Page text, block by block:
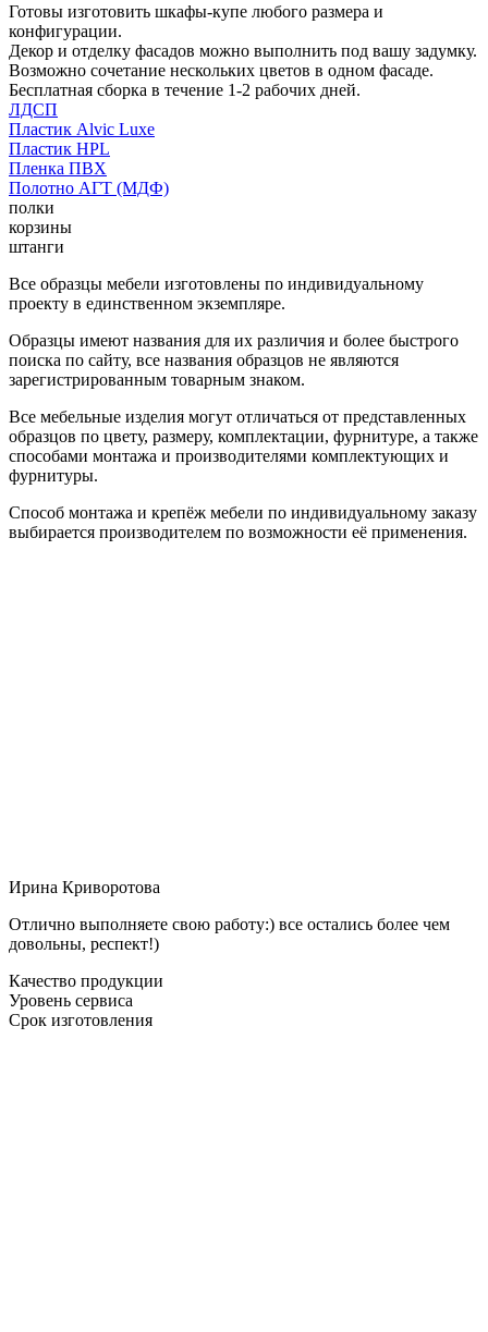
Готовы изготовить шкафы-купе любого размера и
конфигурации.
Декор и отделку фасадов можно выполнить под вашу задумку.
Возможно сочетание нескольких цветов в одном фасаде.
Бесплатная сборка в течение 1-2 рабочих дней.
ЛДСП
Пластик Alvic Luxe
Пластик HPL
Пленка ПВХ
Полотно АГТ (МДФ)
полки
корзины
штанги
Все образцы мебели изготовлены по индивидуальному
проекту в единственном экземпляре.
Образцы имеют названия для их различия и более быстрого
поиска по сайту, все названия образцов не являются
зарегистрированным товарным знаком.
Все мебельные изделия могут отличаться от представленных
образцов по цвету, размеру, комплектации, фурнитуре, а также
способами монтажа и производителями комплектующих и
фурнитуры.
Способ монтажа и крепёж мебели по индивидуальному заказу
выбирается производителем по возможности её применения.
Ирина Криворотова
Отлично выполняете свою работу:) все остались более чем
довольны, респект!)
Качество продукции
Уровень сервиса
Срок изготовления